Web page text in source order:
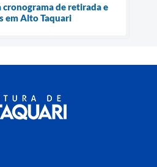
de retirada e
em Alto Taquari